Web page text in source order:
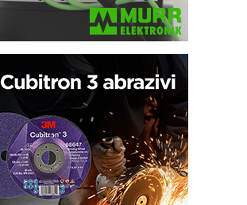
efikasnost bez složenih
oznaka kao dugoročna korist
na prvom mestu!
- više od 40 godina
u industriji